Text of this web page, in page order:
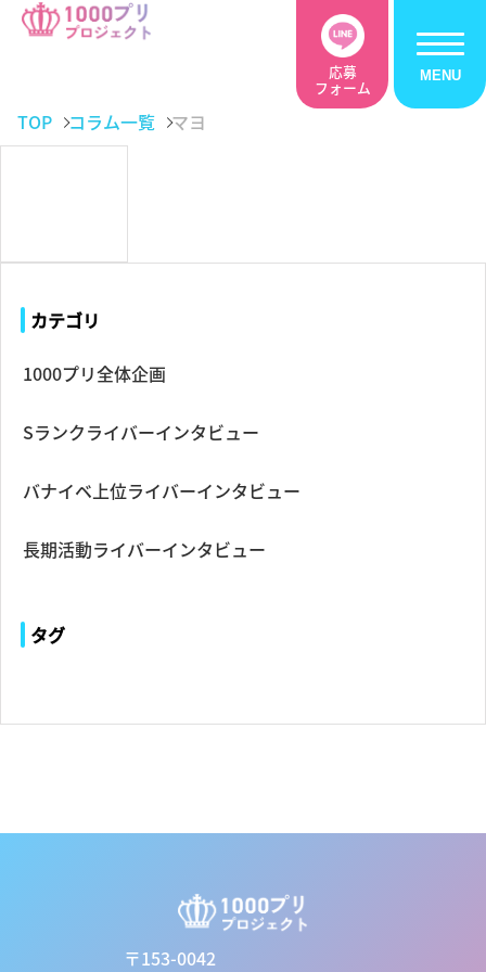
応募
フォーム
TOP コラム一覧 マヨ
カテゴリ
1000プリ全体企画
Sランクライバーインタビュー
バナイベ上位ライバーインタビュー
長期活動ライバーインタビュー
タグ
〒153-0042